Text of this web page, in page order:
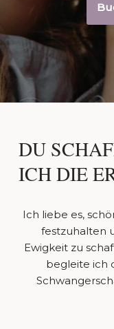
DU
ICH DIE
Ich liebe es,
festzuhalten
Ewigkeit zu
begleite ich